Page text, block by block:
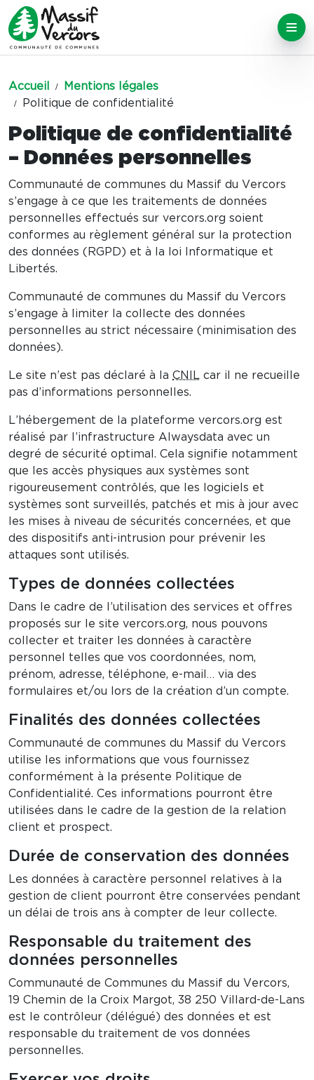
Accueil
Mentions légales
Politique de confidentialité
Politique de confidentialité
– Données personnelles
Communauté de communes du Massif du Vercors
s’engage à ce que les traitements de données
personnelles effectués sur vercors.org soient
conformes au règlement général sur la protection
des données (RGPD) et à la loi Informatique et
Libertés.
Communauté de communes du Massif du Vercors
s’engage à limiter la collecte des données
personnelles au strict nécessaire (minimisation des
données).
Le site n’est pas déclaré à la CNIL car il ne recueille
pas d’informations personnelles.
L’hébergement de la plateforme vercors.org est
réalisé par l’infrastructure Alwaysdata avec un
degré de sécurité optimal. Cela signifie notamment
que les accès physiques aux systèmes sont
rigoureusement contrôlés, que les logiciels et
systèmes sont surveillés, patchés et mis à jour avec
les mises à niveau de sécurités concernées, et que
des dispositifs anti-intrusion pour prévenir les
attaques sont utilisés.
Types de données collectées
Dans le cadre de l’utilisation des services et offres
proposés sur le site vercors.org, nous pouvons
collecter et traiter les données à caractère
personnel telles que vos coordonnées, nom,
prénom, adresse, téléphone, e-mail… via des
formulaires et/ou lors de la création d’un compte.
Finalités des données collectées
Communauté de communes du Massif du Vercors
utilise les informations que vous fournissez
conformément à la présente Politique de
Confidentialité. Ces informations pourront être
utilisées dans le cadre de la gestion de la relation
client et prospect.
Durée de conservation des données
Les données à caractère personnel relatives à la
gestion de client pourront être conservées pendant
un délai de trois ans à compter de leur collecte.
Responsable du traitement des
données personnelles
Communauté de Communes du Massif du Vercors,
19 Chemin de la Croix Margot, 38 250 Villard-de-Lans
est le contrôleur (délégué) des données et est
responsable du traitement de vos données
personnelles.